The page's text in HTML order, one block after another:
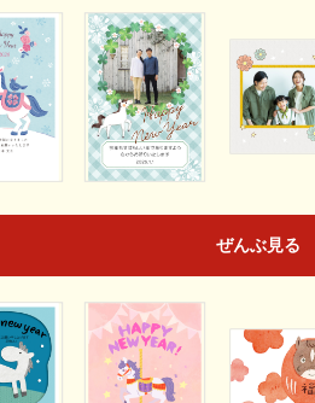
ぜんぶ見る